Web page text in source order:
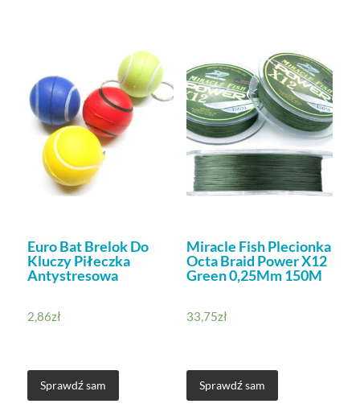
Euro Bat Brelok Do
Kluczy Piłeczka
Antystresowa
2,86zł
Sprawdź sam
Miracle Fish Plecionka
Octa Braid Power X12
Green 0,25Mm 150M
33,75zł
Sprawdź sam